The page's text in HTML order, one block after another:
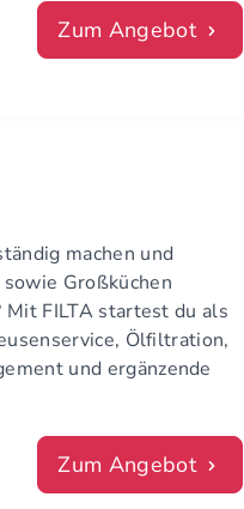
Zum Angebot
machen und
Großküchen
FILTA startest du als
Ölfiltration,
und ergänzende
Zum Angebot